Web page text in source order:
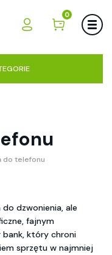
0
do telefonu
dzwonienia, ale
fajnym
który chroni
sprzętu w najmniej